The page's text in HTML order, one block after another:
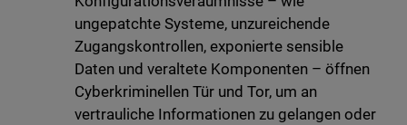
ungepatchte Systeme, unzureichende
Zugangskontrollen, exponierte sensible
Daten und veraltete Komponenten – öffnen
Cyberkriminellen Tür und Tor, um an
vertrauliche Informationen zu gelangen oder